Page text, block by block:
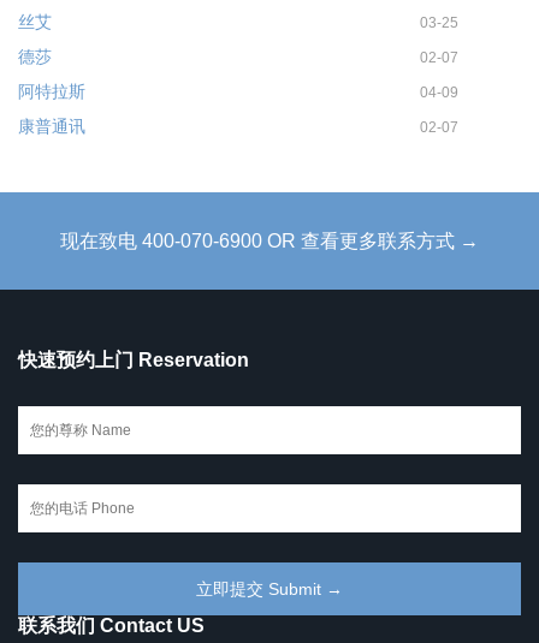
丝艾 03-25
德莎 02-07
阿特拉斯 04-09
康普通讯 02-07
现在致电 400-070-6900 OR 查看更多联系方式 →
快速预约上门 Reservation
联系我们 Contact US